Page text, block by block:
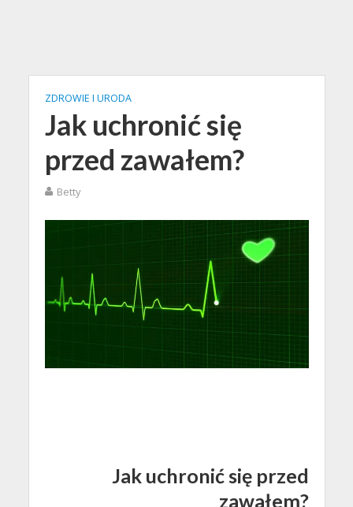
ZDROWIE I URODA
Jak uchronić się
przed zawałem?
Betty
Jak uchronić się przed
zawałem?